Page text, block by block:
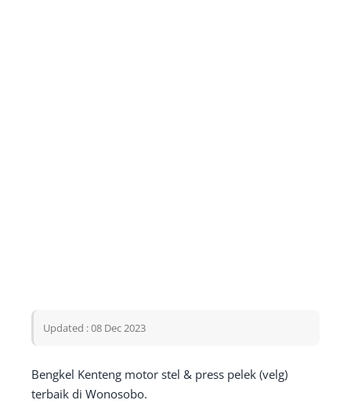
Updated : 08 Dec 2023
Bengkel Kenteng motor stel & press pelek (velg)
terbaik di Wonosobo.